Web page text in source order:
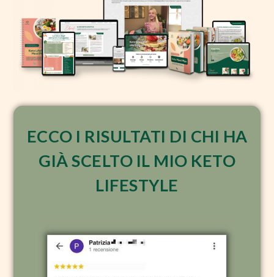
ECCO I RISULTATI DI CHI HA
GIÀ SCELTO IL MIO KETO
LIFESTYLE